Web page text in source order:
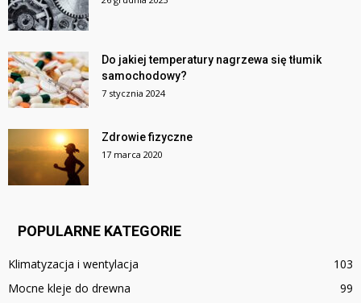
Do jakiej temperatury nagrzewa się tłumik
samochodowy?
7 stycznia 2024
Zdrowie fizyczne
17 marca 2020
POPULARNE KATEGORIE
Klimatyzacja i wentylacja
103
Mocne kleje do drewna
99